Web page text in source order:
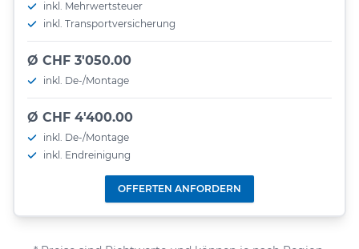
inkl. Mehrwertsteuer
inkl. Transportversicherung
Ø CHF 3'050.00
inkl. De-/Montage
Ø CHF 4'400.00
inkl. De-/Montage
inkl. Endreinigung
OFFERTEN ANFORDERN